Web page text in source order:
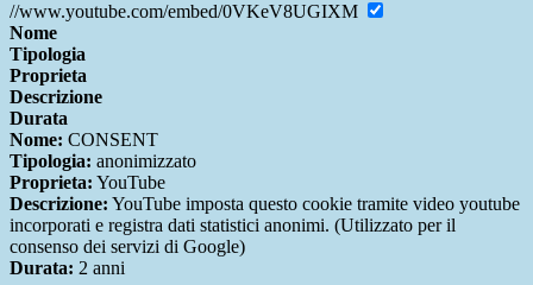
//www.youtube.com/embed/0VKeV8UGIXM
Nome
Tipologia
Proprieta
Descrizione
Durata
Nome: CONSENT
Tipologia: anonimizzato
Proprieta: YouTube
Descrizione: YouTube imposta questo cookie tramite video youtube
incorporati e registra dati statistici anonimi. (Utilizzato per il
consenso dei servizi di Google)
Durata: 2 anni